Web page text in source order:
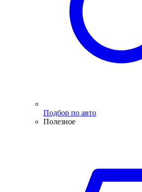
Подбор по авто
Полезное